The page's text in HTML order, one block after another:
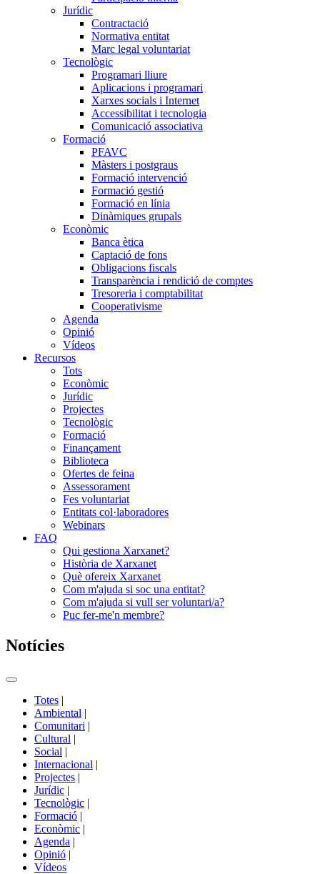
Jurídic
Contractació
Normativa entitat
Marc legal voluntariat
Tecnològic
Programari lliure
Aplicacions i programari
Xarxes socials i Internet
Accessibilitat i tecnologia
Comunicació associativa
Formació
PFAVC
Màsters i postgraus
Formació intervenció
Formació gestió
Formació en línia
Dinàmiques grupals
Econòmic
Banca ètica
Captació de fons
Obligacions fiscals
Transparència i rendició de comptes
Tresoreria i comptabilitat
Cooperativisme
Agenda
Opinió
Vídeos
Recursos
Tots
Econòmic
Jurídic
Projectes
Tecnològic
Formació
Finançament
Biblioteca
Ofertes de feina
Assessorament
Fes voluntariat
Entitats col·laboradores
Webinars
FAQ
Qui gestiona Xarxanet?
Història de Xarxanet
Què ofereix Xarxanet
Com m'ajuda si soc una entitat?
Com m'ajuda si vull ser voluntari/a?
Puc fer-me'n membre?
Notícies
Commutador
portals
Totes |
Ambiental |
Comunitari |
Cultural |
Social |
Internacional |
Projectes |
Jurídic |
Tecnològic |
Formació |
Econòmic |
Agenda |
Opinió |
Vídeos